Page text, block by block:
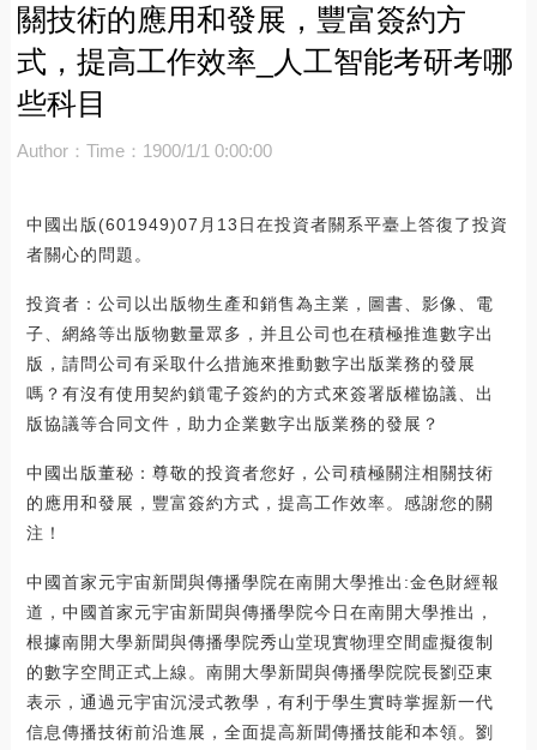
關技術的應用和發展，豐富簽約方
式，提高工作效率_人工智能考研考哪
些科目
Author： Time：1900/1/1 0:00:00
中國出版(601949)07月13日在投資者關系平臺上答復了投資
者關心的問題。
投資者：公司以出版物生產和銷售為主業，圖書、影像、電
子、網絡等出版物數量眾多，并且公司也在積極推進數字出
版，請問公司有采取什么措施來推動數字出版業務的發展
嗎？有沒有使用契約鎖電子簽約的方式來簽署版權協議、出
版協議等合同文件，助力企業數字出版業務的發展？
中國出版董秘：尊敬的投資者您好，公司積極關注相關技術
的應用和發展，豐富簽約方式，提高工作效率。感謝您的關
注！
中國首家元宇宙新聞與傳播學院在南開大學推出:金色財經報
道，中國首家元宇宙新聞與傳播學院今日在南開大學推出，
根據南開大學新聞與傳播學院秀山堂現實物理空間虛擬復制
的數字空間正式上線。南開大學新聞與傳播學院院長劉亞東
表示，通過元宇宙沉浸式教學，有利于學生實時掌握新一代
信息傳播技術前沿進展，全面提高新聞傳播技能和本領。劉